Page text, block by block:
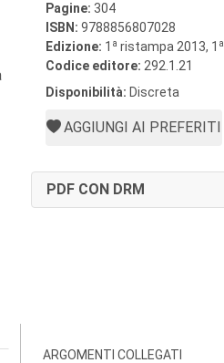
Pagine: 304
ISBN: 9788856807028
Edizione: 1 a ristampa 2013, 1 a
Codice editore: 292.1.21
Disponibilità: Discreta
AGGIUNGI AI PREFERITI
PDF CON DRM
ARGOMENTI COLLEGATI